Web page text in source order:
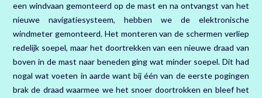
een windvaan gemonteerd op de mast en na ontvangst van het
nieuwe navigatiesysteem, hebben we de elektronische
windmeter gemonteerd. Het monteren van de schermen verliep
redelijk soepel, maar het doortrekken van een nieuwe draad van
boven in de mast naar beneden ging wat minder soepel. Dit had
nogal wat voeten in aarde want bij één van de eerste pogingen
brak de draad waarmee we het snoer doortrokken en bleef het